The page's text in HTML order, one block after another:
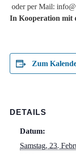
oder per Mail:
In Kooperation mit
Zum
DETAILS
Datum:
Samstag, 23.